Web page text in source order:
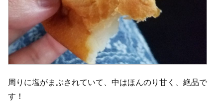
周りに塩がまぶされていて、中はほんのり甘く、絶品で
す！